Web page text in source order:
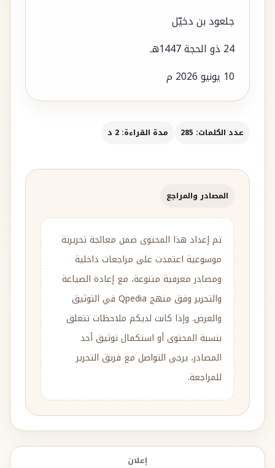
جلعود بن دخيّل
24 ذو الحجة 1447هـ
10 يونيو 2026 م
عدد الكلمات: 285 مدة القراءة: 2 د
المصادر والمراجع
تم إعداد هذا المحتوى ضمن معالجة تحريرية
موسوعية اعتمدت على مراجعات داخلية
ومصادر معرفية متنوعة، مع إعادة الصياغة
والتحرير وفق منهج Qpedia في التوثيق
والعرض. وإذا كانت لديكم ملاحظات تتعلق
بنسبة المحتوى أو استكمال توثيق أحد
المصادر، يرجى التواصل مع فريق التحرير
للمراجعة.
إعلان